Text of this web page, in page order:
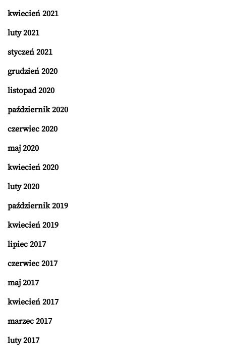
kwiecień 2021
luty 2021
styczeń 2021
grudzień 2020
listopad 2020
październik 2020
czerwiec 2020
maj 2020
kwiecień 2020
luty 2020
październik 2019
kwiecień 2019
lipiec 2017
czerwiec 2017
maj 2017
kwiecień 2017
marzec 2017
luty 2017